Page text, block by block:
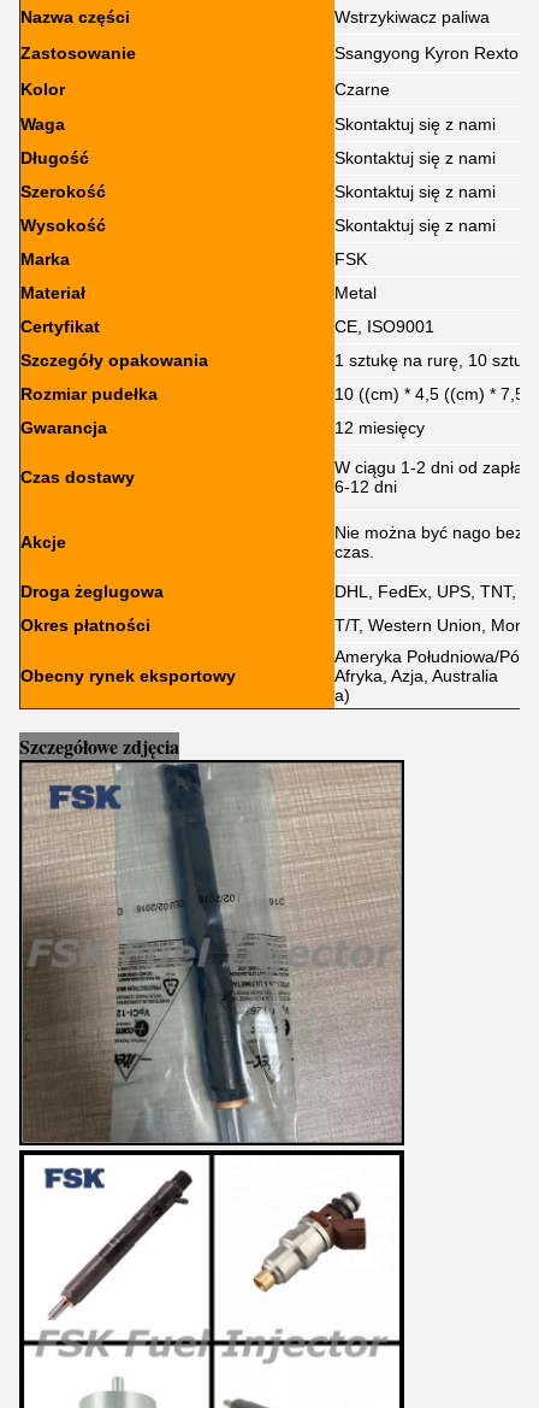
Nazwa części
Wstrzykiwacz paliwa
Zastosowanie
Ssangyong Kyron Rexton.
Kolor
Czarne
Waga
Skontaktuj się z nami
Długość
Skontaktuj się z nami
Szerokość
Skontaktuj się z nami
Wysokość
Skontaktuj się z nami
Marka
FSK
Materiał
Metal
Certyfikat
CE, ISO9001
Szczegóły opakowania
1 sztukę na rurę, 10 sztuk
Rozmiar pudełka
10 ((cm) * 4,5 ((cm) * 7,5
Gwarancja
12 miesięcy
Czas dostawy
W ciągu 1-2 dni od
6-12 dni
Akcje
Nie można być nago bez
czas.
Droga żeglugowa
DHL, FedEx, UPS, TNT,
Okres płatności
T/T, Western Union,
Obecny rynek eksportowy
Ameryka Południowa/
Afryka, Azja, Australia
a)
Szczegółowe zdjęcia